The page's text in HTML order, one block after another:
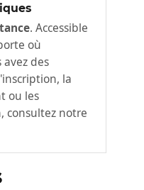
. Accessible
où
des
la
ou les
consultez notre